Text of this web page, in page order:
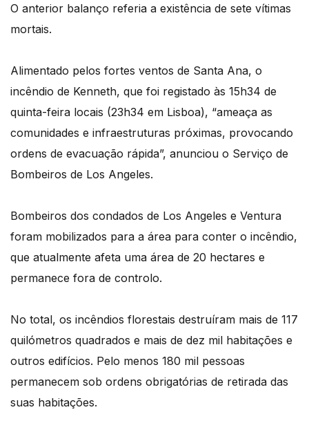
O anterior balanço referia a existência de sete vítimas
mortais.
Alimentado pelos fortes ventos de Santa Ana, o
incêndio de Kenneth, que foi registado às 15h34 de
quinta-feira locais (23h34 em Lisboa), “ameaça as
comunidades e infraestruturas próximas, provocando
ordens de evacuação rápida”, anunciou o Serviço de
Bombeiros de Los Angeles.
Bombeiros dos condados de Los Angeles e Ventura
foram mobilizados para a área para conter o incêndio,
que atualmente afeta uma área de 20 hectares e
permanece fora de controlo.
No total, os incêndios florestais destruíram mais de 117
quilómetros quadrados e mais de dez mil habitações e
outros edifícios. Pelo menos 180 mil pessoas
permanecem sob ordens obrigatórias de retirada das
suas habitações.